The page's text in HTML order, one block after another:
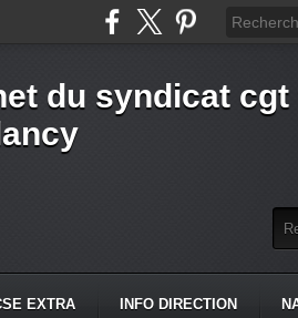
du syndicat cgt
EXTRA INFO DIRECTION